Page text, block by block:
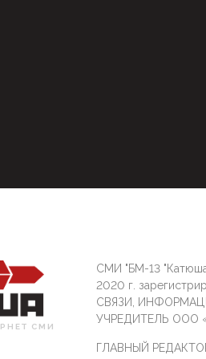
СМИ
СМИ "БМ-13
2020 г.
СВЯЗИ,
УЧРЕДИТЕЛЬ ООО
ГЛАВНЫЙ